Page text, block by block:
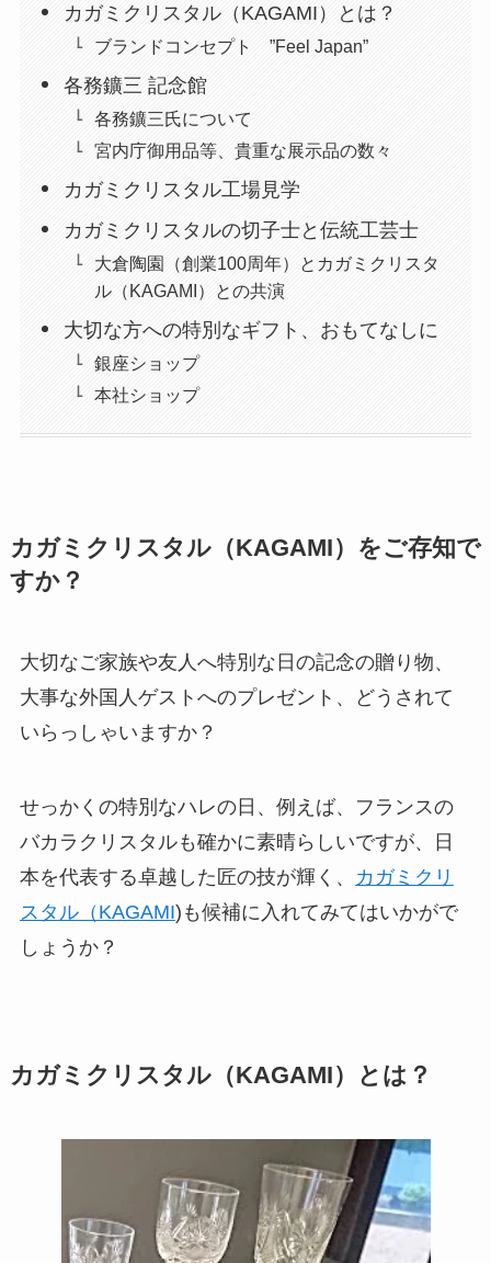
カガミクリスタル（KAGAMI）とは？
ブランドコンセプト ”Feel Japan”
各務鑛三 記念館
各務鑛三氏について
宮内庁御用品等、貴重な展示品の数々
カガミクリスタル工場見学
カガミクリスタルの切子士と伝統工芸士
大倉陶園（創業100周年）とカガミクリスタ
ル（KAGAMI）との共演
大切な方への特別なギフト、おもてなしに
銀座ショップ
本社ショップ
カガミクリスタル（KAGAMI）をご存知で
すか？
大切なご家族や友人へ特別な日の記念の贈り物、
大事な外国人ゲストへのプレゼント、どうされて
いらっしゃいますか？
せっかくの特別なハレの日、例えば、フランスの
バカラクリスタルも確かに素晴らしいですが、日
本を代表する卓越した匠の技が輝く、
カガミクリ
スタル（KAGAMI)も候補に入れてみてはいかがで
しょうか？
カガミクリスタル（KAGAMI）とは？